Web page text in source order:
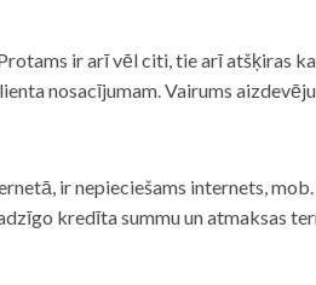
ir arī vēl citi, tie arī atšķiras
nosacījumam. Vairums
ir nepieciešams internets,
kredīta summu un atmaksas